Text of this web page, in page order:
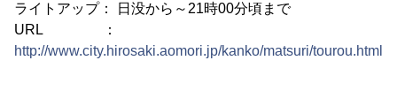
ライトアップ： 日没から～21時00分頃まで
URL ：
http://www.city.hirosaki.aomori.jp/kanko/matsuri/tourou.html